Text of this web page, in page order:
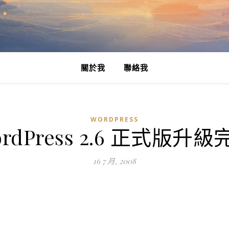
關於我 聯絡我
WORDPRESS
2.6 正式版升級
16 7 月, 2008